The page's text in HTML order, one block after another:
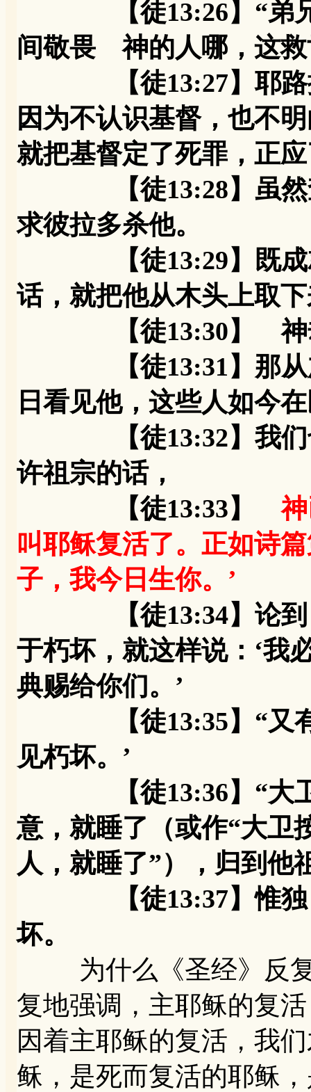
【徒13:26】“弟兄
间敬畏 神的人哪，这救
【徒13:27】耶路撒
因为不认识基督，也不
就把基督定了死罪，正
【徒13:28】虽然查
求彼拉多杀他。
【徒13:29】既成就
话，就把他从木头上取
【徒13:30】 神却
【徒13:31】那从加
日看见他，这些人如今
【徒13:32】我们也
许祖宗的话，
【徒13:33】
神
叫耶稣复活了。正如诗
子，我今日生你。’
【徒13:34】论到
于朽坏，就这样说：‘我
典赐给你们。’
【徒13:35】“又有
见朽坏。’
【徒13:36】“大卫
意，就睡了（或作“大
人，就睡了”），归到他
【徒13:37】惟独
坏。
为什么《圣经》反复
复地强调，主耶稣的复
因着主耶稣的复活，我
稣，是死而复活的耶稣